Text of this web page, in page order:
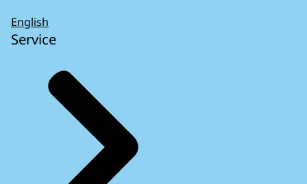
English
Service